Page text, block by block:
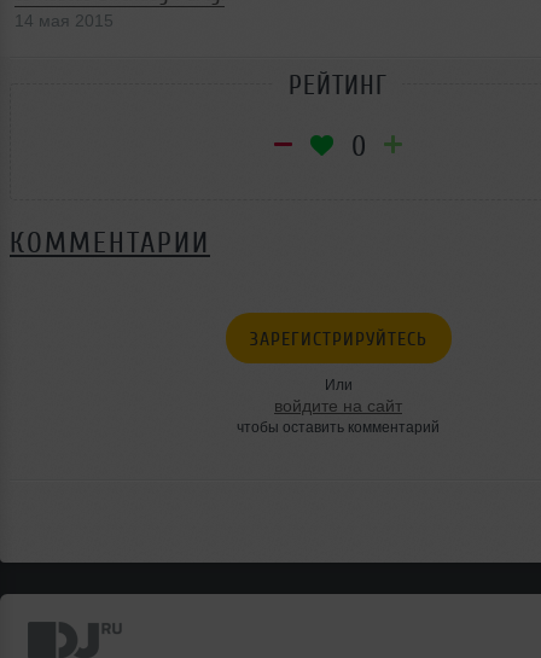
14 мая 2015
РЕЙТИНГ
0
КОММЕНТАРИИ
ЗАРЕГИСТРИРУЙТЕСЬ
Или
войдите на сайт
чтобы оставить комментарий